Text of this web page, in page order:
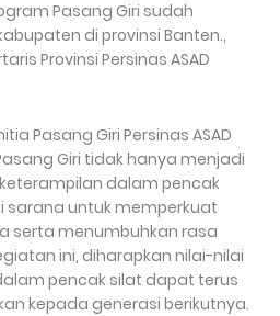
Pasang Giri sudah
di provinsi Banten.,
Provinsi Persinas ASAD
Pasang Giri Persinas ASAD
Giri tidak hanya menjadi
dalam pencak
sarana untuk memperkuat
serta menumbuhkan rasa
ini, diharapkan nilai-nilai
pencak silat dapat terus
kepada generasi berikutnya.